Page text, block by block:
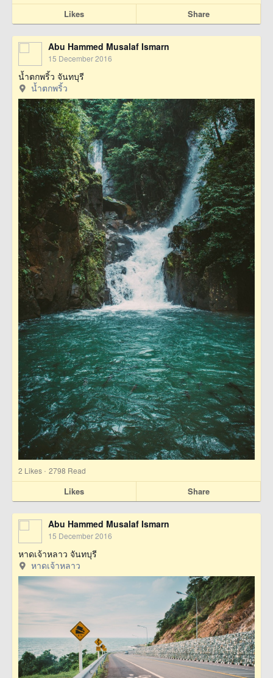
Likes Share
Abu Hammed Musalaf Ismarn
15 December 2016
น้ำตกพริ้ว จันทบุรี
น้ำตกพริ้ว
2 Likes · 2798 Read
Likes Share
Abu Hammed Musalaf Ismarn
15 December 2016
หาดเจ้าหลาว จันทบุรี
หาดเจ้าหลาว